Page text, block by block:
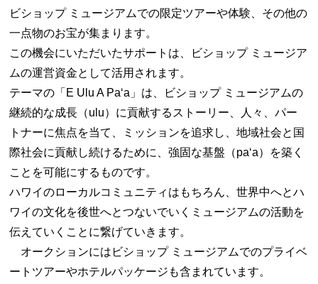
ビショップ ミュージアムでの限定ツアーや体験、その他の
一点物のお宝が集まります。
この機会にいただいたサポートは、ビショップ ミュージア
ムの運営資金として活用されます。
テーマの「E Ulu A Paʻa」は、ビショップ ミュージアムの
継続的な成長（ulu）に貢献するストーリー、人々、パー
トナーに焦点を当て、ミッションを追求し、地域社会と国
際社会に貢献し続けるために、強固な基盤（paʻa）を築く
ことを可能にするものです。
ハワイのローカルコミュニティはもちろん、世界中へとハ
ワイの文化を後世へとつないでいくミュージアムの活動を
伝えていくことに繋げていきます。
オークションにはビショップ ミュージアムでのプライベ
ートツアーやホテルパッケージも含まれています。